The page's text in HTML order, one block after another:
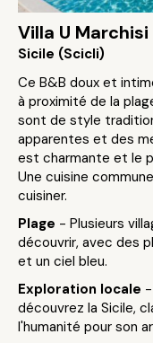
Villa U Marchisi
Sicile (Scicli)
Ce B&B doux et
à proximité de la
sont de style
apparentes et des
est charmante et le
Une cuisine
cuisiner.
Plage - Plusieurs
découvrir, avec des
et un ciel bleu.
Exploration locale
découvrez la Sicile,
l'humanité pour son